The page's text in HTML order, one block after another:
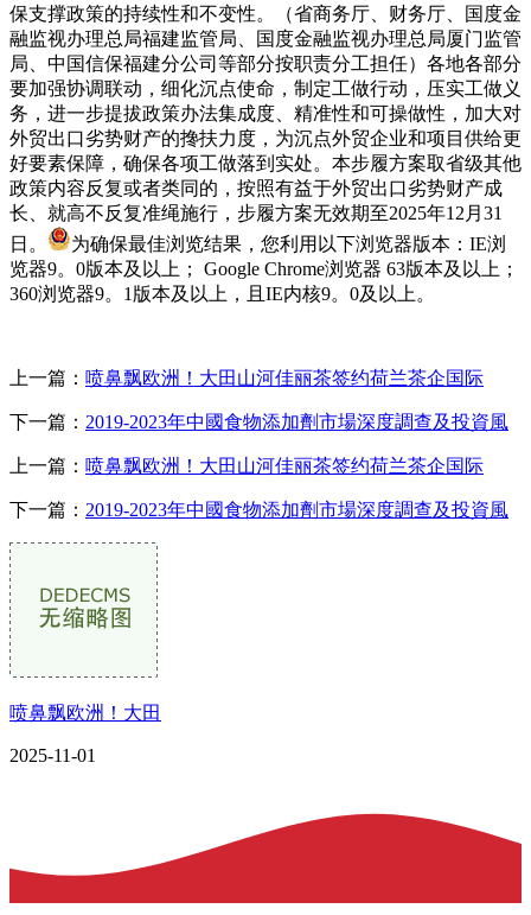
保支撑政策的持续性和不变性。（省商务厅、财务厅、国度金
融监视办理总局福建监管局、国度金融监视办理总局厦门监管
局、中国信保福建分公司等部分按职责分工担任）各地各部分
要加强协调联动，细化沉点使命，制定工做行动，压实工做义
务，进一步提拔政策办法集成度、精准性和可操做性，加大对
外贸出口劣势财产的搀扶力度，为沉点外贸企业和项目供给更
好要素保障，确保各项工做落到实处。本步履方案取省级其他
政策内容反复或者类同的，按照有益于外贸出口劣势财产成
长、就高不反复准绳施行，步履方案无效期至2025年12月31
日。
为确保最佳浏览结果，您利用以下浏览器版本：IE浏
览器9。0版本及以上； Google Chrome浏览器 63版本及以上；
360浏览器9。1版本及以上，且IE内核9。0及以上。
上一篇： 喷鼻飘欧洲！大田山河佳丽茶签约荷兰茶企国际
下一篇： 2019-2023年中國食物添加劑市場深度調查及投資風
上一篇： 喷鼻飘欧洲！大田山河佳丽茶签约荷兰茶企国际
下一篇： 2019-2023年中國食物添加劑市場深度調查及投資風
喷鼻飘欧洲！大田
2025-11-01